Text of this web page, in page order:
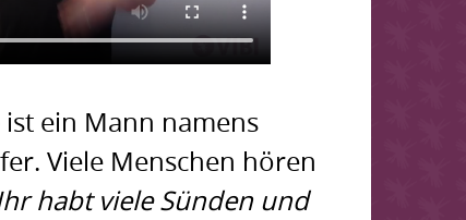
ein Mann namens
Viele Menschen hören
habt viele Sünden und